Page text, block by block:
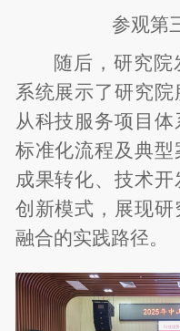
参观第
随后，研究
系统展示了研究
从科技服务项目体
标准化流程及典
成果转化、技术
创新模式，展现
融合的实践路径。